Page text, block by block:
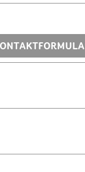
sehr geschätzt!
gültig
Anzeige an
Nachricht für die